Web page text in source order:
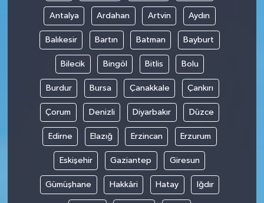
Antalya Ardahan Artvin Aydın
Balıkesir Bartın Batman Bayburt
Bilecik Bingöl Bitlis Bolu
Burdur Bursa Çanakkale Çankırı
Çorum Denizli Diyarbakır Düzce
Edirne Elazığ Erzincan Erzurum
Eskişehir Gaziantep Giresun
Gümüşhane Hakkâri Hatay Iğdır